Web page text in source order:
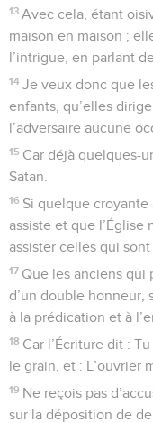
13 Avec cela, étant
maison en maison ;
l’intrigue, en parlant
14 Je veux donc que
enfants, qu’elles
l’adversaire aucune
15 Car déjà quelques-
Satan.
16 Si quelque croyante
assiste et que l’Église
assister celles qui
17 Que les anciens qui
d’un double
à la prédication et à
18 Car l’Écriture dit :
le grain, et : L’ouvrier
19 Ne reçois pas
sur la déposition de